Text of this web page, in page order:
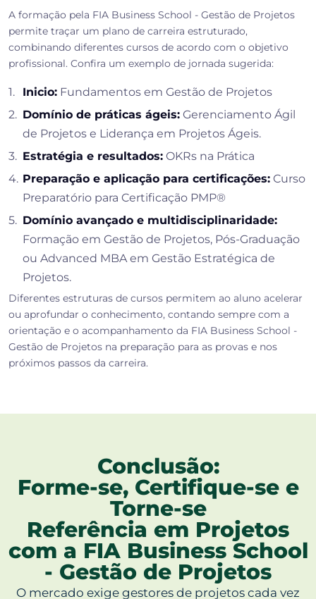
A formação pela FIA Business School - Gestão de Projetos
permite traçar um plano de carreira estruturado,
combinando diferentes cursos de acordo com o objetivo
profissional. Confira um exemplo de jornada sugerida:
1. Inicio: Fundamentos em Gestão de Projetos
2. Domínio de práticas ágeis: Gerenciamento Ágil
de Projetos e Liderança em Projetos Ágeis.
3. Estratégia e resultados: OKRs na Prática
4. Preparação e aplicação para certificações: Curso
Preparatório para Certificação PMP®
5. Domínio avançado e multidisciplinaridade:
Formação em Gestão de Projetos, Pós-Graduação
ou Advanced MBA em Gestão Estratégica de
Projetos.
Diferentes estruturas de cursos permitem ao aluno acelerar
ou aprofundar o conhecimento, contando sempre com a
orientação e o acompanhamento da FIA Business School -
Gestão de Projetos na preparação para as provas e nos
próximos passos da carreira.
Conclusão:
Forme-se, Certifique-se e
Torne-se
Referência em Projetos
com a FIA Business School
- Gestão de Projetos
O mercado exige gestores de projetos cada vez